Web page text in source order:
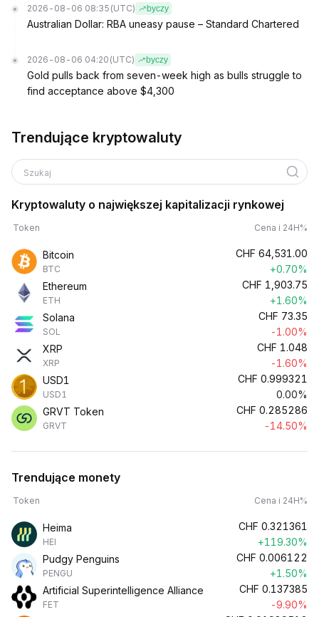
2026-08-06 08:35 (UTC) byczy
Australian Dollar: RBA uneasy pause – Standard Chartered
2026-08-06 04:20 (UTC) byczy
Gold pulls back from seven-week high as bulls struggle to
find acceptance above $4,300
Trendujące kryptowaluty
Szukaj
Kryptowaluty o największej kapitalizacji rynkowej
Token Cena i 24H%
Bitcoin
BTC
CHF 64,531.00
+0.70%
Ethereum
ETH
CHF 1,903.75
+1.60%
Solana
SOL
CHF 73.35
-1.00%
XRP
XRP
CHF 1.048
-1.60%
USD1
USD1
CHF 0.999321
0.00%
GRVT Token
GRVT
CHF 0.285286
-14.50%
Trendujące monety
Token Cena i 24H%
Heima
HEI
CHF 0.321361
+119.30%
Pudgy Penguins
PENGU
CHF 0.006122
+1.50%
Artificial Superintelligence Alliance
FET
CHF 0.137385
-9.90%